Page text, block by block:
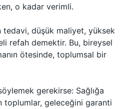
o kadar verimli.
tedavi, düşük maliyet, yüksek
refah demektir. Bu, bireysel
ötesinde, toplumsal bir
gerekirse: Sağlığa
toplumlar, geleceğini garanti